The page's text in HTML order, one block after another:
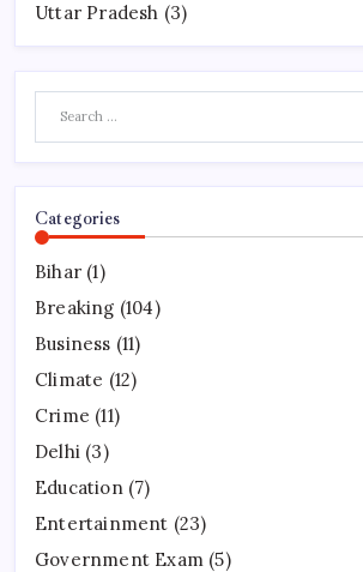
Uttar Pradesh (3)
Categories
Bihar (1)
Breaking (104)
Business (11)
Climate (12)
Crime (11)
Delhi (3)
Education(7)
Entertainment (23)
Government Exam (5)